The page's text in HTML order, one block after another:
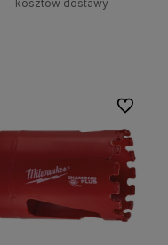
kosztów dostawy
Do